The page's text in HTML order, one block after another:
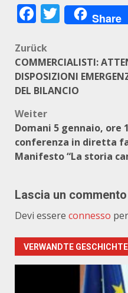
Facebook
Twitter
Share
Zurück
COMMERCIALISTI:
DISPOSIZIONI
DEL BILANCIO
Weiter
Domani 5 gennaio, ore
conferenza in diretta
Manifesto “La storia
Lascia un commento
Devi essere connesso
VERWANDTE